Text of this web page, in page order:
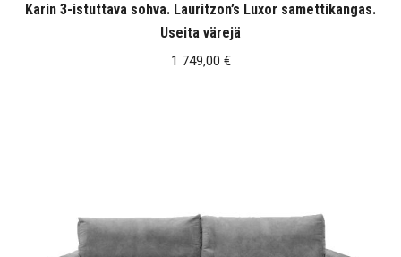
Karin 3-istuttava sohva. Lauritzon’s Luxor samettikangas.
Useita värejä
1 749,00 €